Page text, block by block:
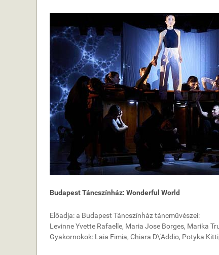
Budapest Táncszínház: Wonderful World
Előadja: a Budapest Táncszínház táncművészei:
Levinne Yvette Rafaelle, Maria Jose Borges, Marika
Gyakornokok: Laia Fimia, Chiara D\'Addio, Potyka